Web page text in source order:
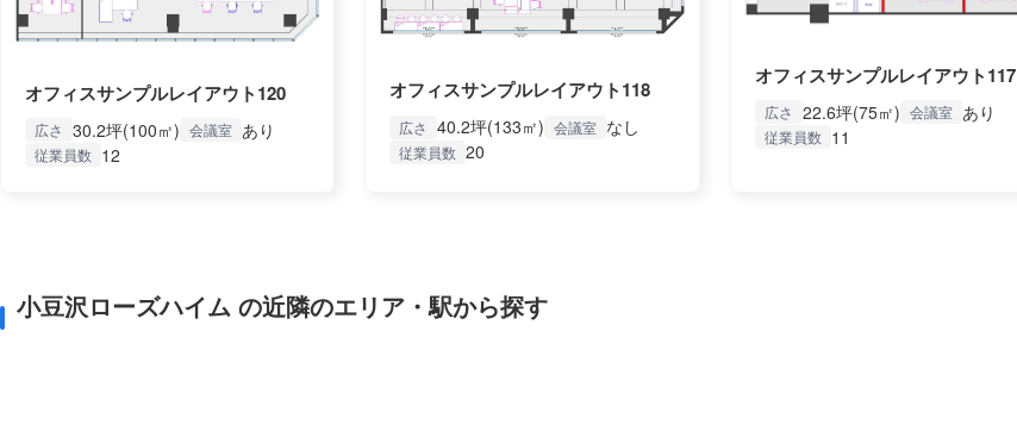
オフィスサンプルレイアウト120
広さ 30.2坪(100㎡) 会議室 あり
従業員数 12
オフィスサンプルレイアウト118
広さ 40.2坪(133㎡) 会議室 なし
従業員数 20
オフィスサンプルレイアウト117
広さ 22.6坪(75㎡) 会議室 あり
従業員数 11
小豆沢ローズハイム の近隣のエリア・駅から探す